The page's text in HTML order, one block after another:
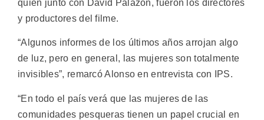
quien junto con David Palazón, fueron los directores
y productores del filme.
“Algunos informes de los últimos años arrojan algo
de luz, pero en general, las mujeres son totalmente
invisibles”, remarcó Alonso en entrevista con IPS.
“En todo el país verá que las mujeres de las
comunidades pesqueras tienen un papel crucial en